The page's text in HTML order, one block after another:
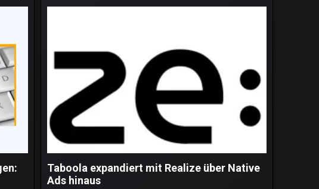
Taboola expandiert mit Realize über Native
Ads hinaus